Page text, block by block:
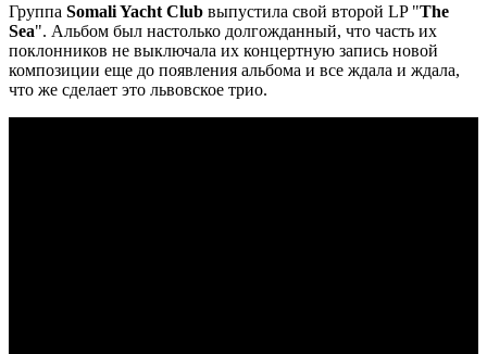
Группа Somali Yacht Club выпустила свой второй LP "The
Sea". Альбом был настолько долгожданный, что часть их
поклонников не выключала их концертную запись новой
композиции еще до появления альбома и все ждала и ждала,
что же сделает это львовское трио.